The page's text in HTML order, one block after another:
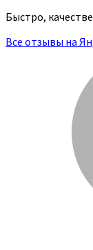
Быстро,
Все отзывы на